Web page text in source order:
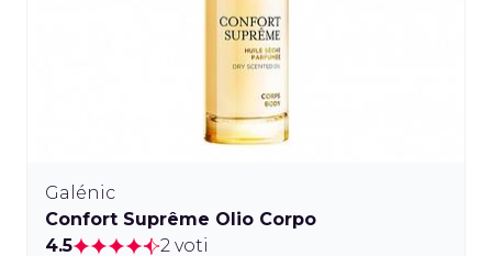
Galénic
Confort Suprême Olio Corpo
4.5
2 voti